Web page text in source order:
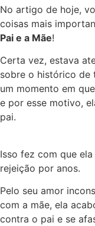
No artigo de hoje,
coisas mais
Pai e a Mãe!
Certa vez, estava
sobre o histórico de
um momento em
e por esse motivo,
pai.
Isso fez com que
rejeição por anos.
Pelo seu amor
com a mãe, ela
contra o pai e se